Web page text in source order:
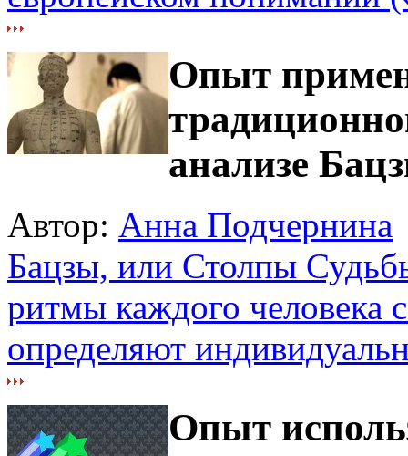
Опыт
анализе
Автор: Анна Подчернина
Бацзы, или Столпы
ритмы каждого человека
определяют
Опыт